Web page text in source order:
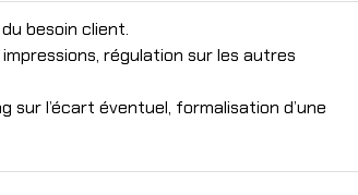
besoin client.
régulation sur les autres
sur l’écart éventuel, formalisation d’une